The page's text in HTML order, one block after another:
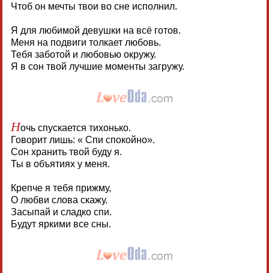
Чтоб он мечты твои во сне исполнил.
Я для любимой девушки на всё готов.
Меня на подвиги толкает любовь.
Тебя заботой и любовью окружу.
Я в сон твой лучшие моменты загружу.
Ночь спускается тихонько.
Говорит лишь: « Спи спокойно».
Сон хранить твой буду я.
Ты в объятиях у меня.
Крепче я тебя прижму,
О любви слова скажу.
Засыпай и сладко спи.
Будут яркими все сны.